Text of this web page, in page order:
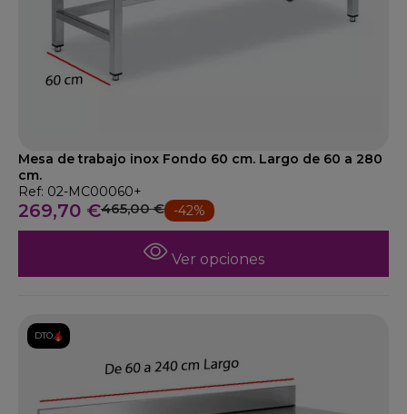
Mesa de trabajo inox Fondo 60 cm. Largo de 60 a 280
cm.
Ref: 02-MC00060+
269,70 €465,00 € -42%
Ver opciones
DTO.